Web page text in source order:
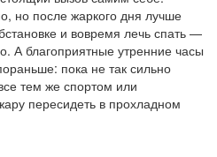
но после жаркого дня лучше
и вовремя лечь спать —
А благоприятные утренние часы
пока не так сильно
тем же спортом или
пересидеть в прохладном